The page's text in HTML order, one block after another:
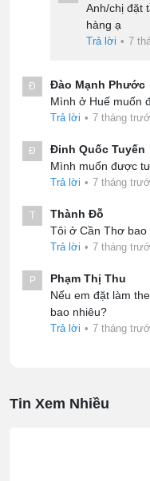
Anh/chị đặt
hàng ạ
Trả lời • 7
Đ
Đào Mạnh Phước
Mình ở Huế muốn
Trả lời • 7 tháng
Đ
Đinh Quốc Tuyến
Mình muốn được
Trả lời • 7 tháng
T
Thành Đỗ
Tôi ở Cần Thơ
Trả lời • 7 tháng
P
Phạm Thị Thu
Nếu em đặt làm
bao nhiêu?
Trả lời • 7 tháng
Tin Xem Nhiều